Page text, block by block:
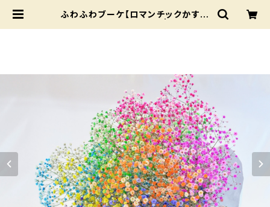
ふわふわブーケ【ロマンチックかすみ